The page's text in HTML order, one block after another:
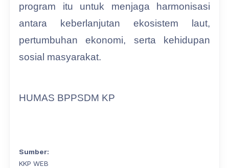
program itu untuk menjaga harmonisasi
antara keberlanjutan ekosistem laut,
pertumbuhan ekonomi, serta kehidupan
sosial masyarakat.
HUMAS BPPSDM KP
Sumber:
KKP WEB